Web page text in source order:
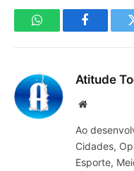
WhatsAppFacebook
Atitude
Site
Ao
Cidades,
Esporte,